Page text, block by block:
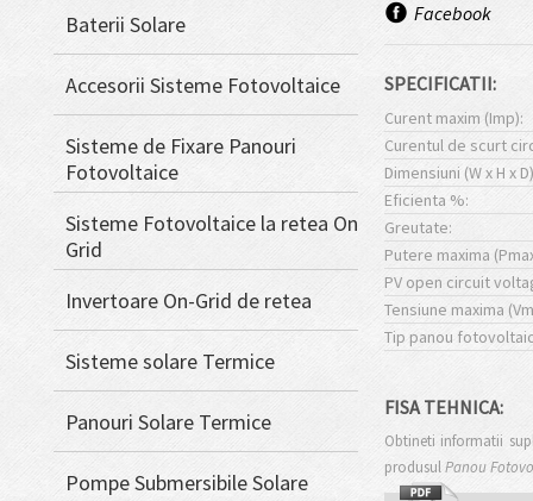
Baterii Solare
Accesorii Sisteme Fotovoltaice
Sisteme de Fixare Panouri
Fotovoltaice
Sisteme Fotovoltaice la retea On
Grid
Invertoare On-Grid de retea
Sisteme solare Termice
Panouri Solare Termice
Pompe Submersibile Solare
Facebook
SPECIFICATII:
Curent maxim (Imp):
Curentul de scurt
Dimensiuni (W x H x
Eficienta %:
Greutate:
Putere maxima
PV open circuit
Tensiune maxima
Tip panou
FISA TEHNICA:
Obtineti informatii
produsulPanou